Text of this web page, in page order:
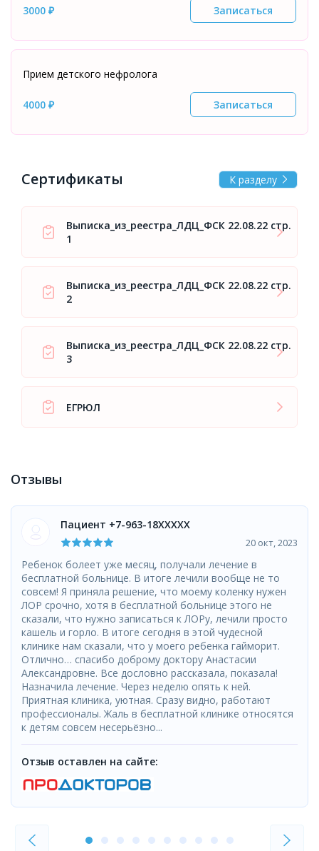
3000 ₽ Записаться
Прием детского нефролога
4000 ₽ Записаться
Сертификаты К разделу
Выписка_из_реестра_ЛДЦ_ФСК 22.08.22 стр.
1
Выписка_из_реестра_ЛДЦ_ФСК 22.08.22 стр.
2
Выписка_из_реестра_ЛДЦ_ФСК 22.08.22 стр.
3
ЕГРЮЛ
Отзывы
Пациент +7-963-18XXXXX
20 окт, 2023
Ребенок болеет уже месяц, получали лечение в
бесплатной больнице. В итоге лечили вообще не то
совсем! Я приняла решение, что моему коленку нужен
ЛОР срочно, хотя в бесплатной больнице этого не
сказали, что нужно записаться к ЛОРу, лечили просто
кашель и горло. В итоге сегодня в этой чудесной
клинике нам сказали, что у моего ребенка гайморит.
Отлично… спасибо доброму доктору Анастасии
Александровне. Все дословно рассказала, показала!
Назначила лечение. Через неделю опять к ней.
Приятная клиника, уютная. Сразу видно, работают
профессионалы. Жаль в бесплатной клинике относятся
к детям совсем несерьёзно...
Отзыв оставлен на сайте: